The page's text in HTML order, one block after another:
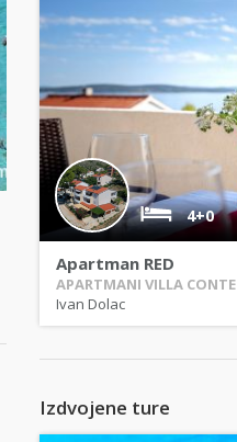
4+0
Apartman RED
APARTMANI VILLA CONTE
Ivan Dolac
Izdvojene ture